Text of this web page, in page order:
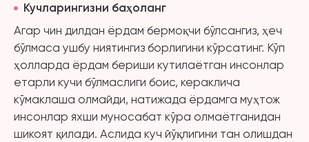
Кучларингизни баҳоланг
Агар чин дилдан ёрдам бермоқчи бўлсангиз, ҳеч
бўлмаса ушбу ниятингиз борлигини кўрсатинг. Кўп
ҳолларда ёрдам бериши кутилаётган инсонлар
етарли кучи бўлмаслиги боис, кераклича
кўмаклаша олмайди, натижада ёрдамга муҳтож
инсонлар яхши муносабат кўра олмаётганидан
шикоят қилади. Аслида куч йўқлигини тан олишдан